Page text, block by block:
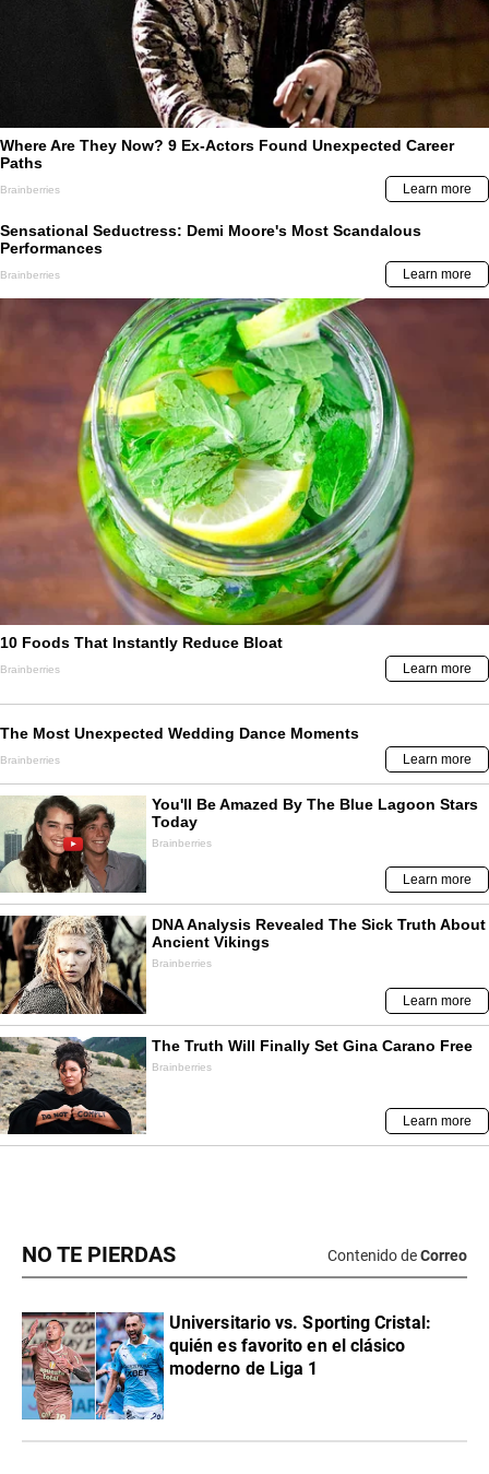
NO TE PIERDAS Contenido deCorreo
Universitario vs. Sporting Cristal:
quién es favorito en el clásico
moderno de Liga 1